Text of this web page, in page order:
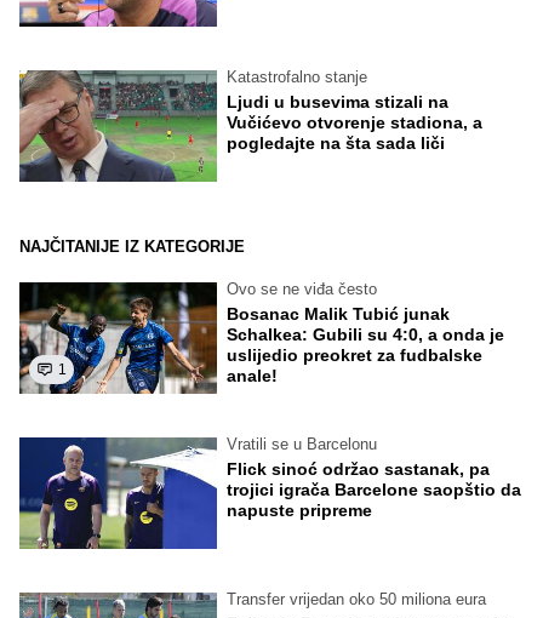
Katastrofalno stanje
Ljudi u busevima stizali na
Vučićevo otvorenje stadiona, a
pogledajte na šta sada liči
NAJČITANIJE IZ KATEGORIJE
1
Ovo se ne viđa često
Bosanac Malik Tubić junak
Schalkea: Gubili su 4:0, a onda je
uslijedio preokret za fudbalske
anale!
Vratili se u Barcelonu
Flick sinoć održao sastanak, pa
trojici igrača Barcelone saopštio da
napuste pripreme
Transfer vrijedan oko 50 miliona eura